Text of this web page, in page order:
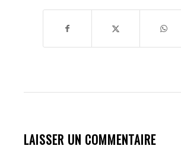
LAISSER UN COMMENTAIRE